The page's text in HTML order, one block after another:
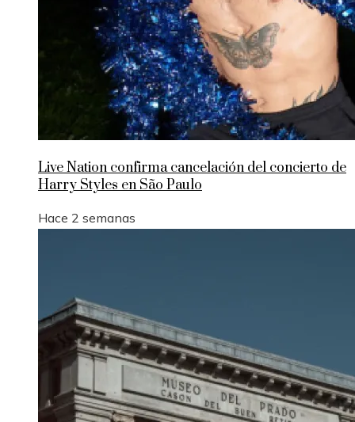
Live Nation confirma cancelación del concierto de
Harry Styles en São Paulo
Hace 2 semanas